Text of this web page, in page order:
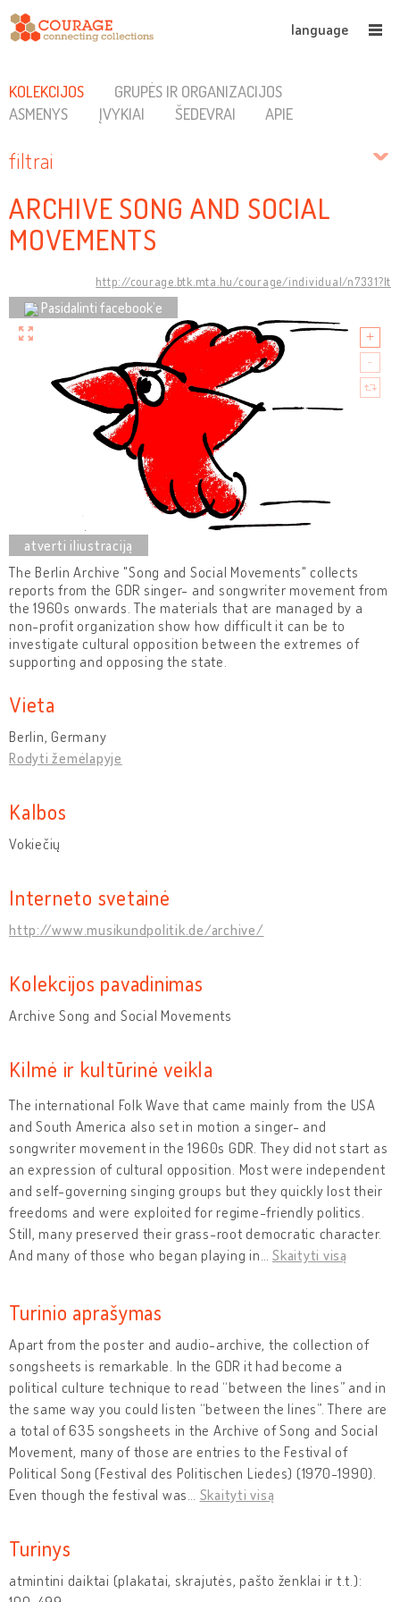
language
KOLEKCIJOS
GRUPĖS IR ORGANIZACIJOS
ASMENYS
ĮVYKIAI ŠEDEVRAI APIE
filtrai
ARCHIVE SONG AND SOCIAL
MOVEMENTS
http://courage.btk.mta.hu/courage/individual/n7331?lt
Pasidalinti facebook’e
The Berlin Archive "Song and Social Movements" collects
reports from the GDR singer- and songwriter movement from
the 1960s onwards. The materials that are managed by a
non-profit organization show how difficult it can be to
investigate cultural opposition between the extremes of
supporting and opposing the state.
Vieta
Berlin, Germany
Rodyti žemėlapyje
Kalbos
Vokiečių
Interneto svetainė
http://www.musikundpolitik.de/archive/
Kolekcijos pavadinimas
Archive Song and Social Movements
Kilmė ir kultūrinė veikla
The international Folk Wave that came mainly from the USA
and South America also set in motion a singer- and
songwriter movement in the 1960s GDR. They did not start as
an expression of cultural opposition. Most were independent
and self-governing singing groups but they quickly lost their
freedoms and were exploited for regime-friendly politics.
Still, many preserved their grass-root democratic character.
And many of those who began playing in
Skaityti visą
Turinio aprašymas
Apart from the poster and audio-archive, the collection of
songsheets is remarkable. In the GDR it had become a
political culture technique to read “between the lines” and in
the same way you could listen “between the lines”. There are
a total of 635 songsheets in the Archive of Song and Social
Movement, many of those are entries to the Festival of
Political Song (Festival des Politischen Liedes) (1970-1990).
Even though the festival was
Skaityti visą
Turinys
atmintini daiktai (plakatai, skrajutės, pašto ženklai ir t.t.):